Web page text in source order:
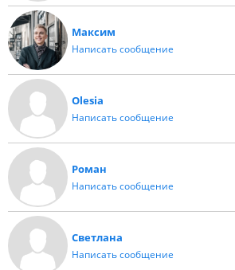
Максим
Написать сообщение
Olesia
Написать сообщение
Роман
Написать сообщение
Светлана
Написать сообщение